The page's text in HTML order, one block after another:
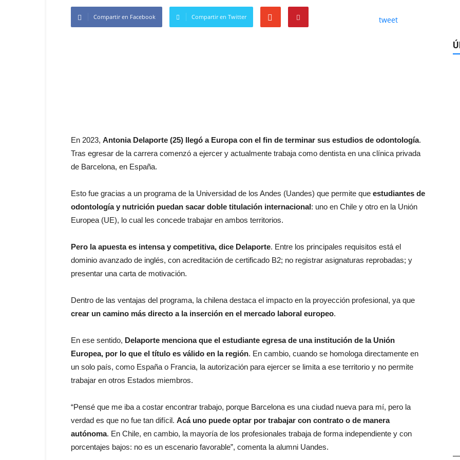
Compartir en Facebook Compartir en Twitter tweet
En 2023, Antonia Delaporte (25) llegó a Europa con el fin de terminar sus estudios de odontología.
Tras egresar de la carrera comenzó a ejercer y actualmente trabaja como dentista en una clínica privada
de Barcelona, en España.
Esto fue gracias a un programa de la Universidad de los Andes (Uandes) que permite que estudiantes de
odontología y nutrición puedan sacar doble titulación internacional: uno en Chile y otro en la Unión
Europea (UE), lo cual les concede trabajar en ambos territorios.
Pero la apuesta es intensa y competitiva, dice Delaporte. Entre los principales requisitos está el
dominio avanzado de inglés, con acreditación de certificado B2; no registrar asignaturas reprobadas; y
presentar una carta de motivación.
Dentro de las ventajas del programa, la chilena destaca el impacto en la proyección profesional, ya que
crear un camino más directo a la inserción en el mercado laboral europeo.
En ese sentido, Delaporte menciona que el estudiante egresa de una institución de la Unión
Europea, por lo que el título es válido en la región. En cambio, cuando se homologa directamente en
un solo país, como España o Francia, la autorización para ejercer se limita a ese territorio y no permite
trabajar en otros Estados miembros.
“Pensé que me iba a costar encontrar trabajo, porque Barcelona es una ciudad nueva para mí, pero la
verdad es que no fue tan difícil. Acá uno puede optar por trabajar con contrato o de manera
autónoma. En Chile, en cambio, la mayoría de los profesionales trabaja de forma independiente y con
porcentajes bajos: no es un escenario favorable”, comenta la alumni Uandes.
—